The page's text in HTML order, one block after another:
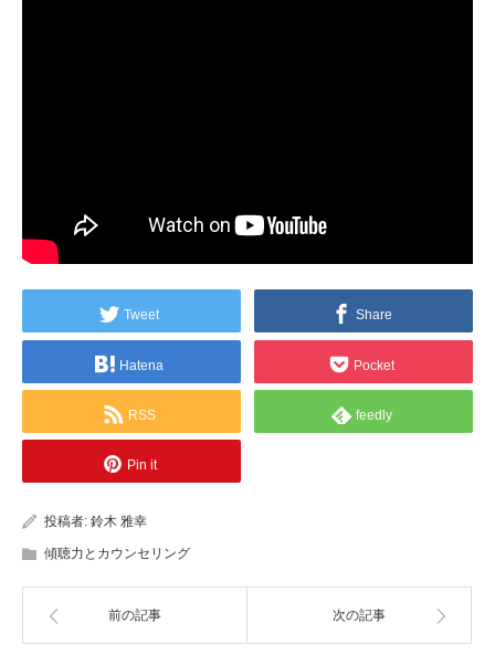
Tweet Share
Hatena Pocket
RSS feedly
Pin it
投稿者: 鈴木 雅幸
傾聴力とカウンセリング
前の記事 次の記事